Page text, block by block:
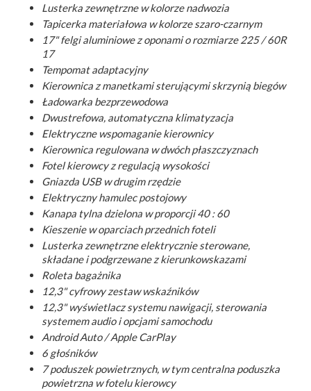
Lusterka zewnętrzne w kolorze nadwozia
Tapicerka materiałowa w kolorze szaro-czarnym
17" felgi aluminiowe z oponami o rozmiarze 225 / 60R
17
Tempomat adaptacyjny
Kierownica z manetkami sterującymi skrzynią biegów
Ładowarka bezprzewodowa
Dwustrefowa, automatyczna klimatyzacja
Elektryczne wspomaganie kierownicy
Kierownica regulowana w dwóch płaszczyznach
Fotel kierowcy z regulacją wysokości
Gniazda USB w drugim rzędzie
Elektryczny hamulec postojowy
Kanapa tylna dzielona w proporcji 40 : 60
Kieszenie w oparciach przednich foteli
Lusterka zewnętrzne elektrycznie sterowane,
składane i podgrzewane z kierunkowskazami
Roleta bagażnika
12,3" cyfrowy zestaw wskaźników
12,3" wyświetlacz systemu nawigacji, sterowania
systemem audio i opcjami samochodu
Android Auto / Apple CarPlay
6 głośników
7 poduszek powietrznych, w tym centralna poduszka
powietrzna w fotelu kierowcy